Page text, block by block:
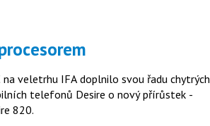
na veletrhu IFA doplnilo svou řadu chytrých
telefonů Desire o nový přírůstek -
820.